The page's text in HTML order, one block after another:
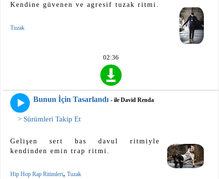
Kendine güvenen ve agresif tuzak ritmi.
Tuzak
02:36
Bunun İçin Tasarlandı - ile David Renda
> Sürümleri Takip Et
Gelişen sert bas davul ritmiyle
kendinden emin trap ritmi.
Hip Hop Rap Ritimleri, Tuzak